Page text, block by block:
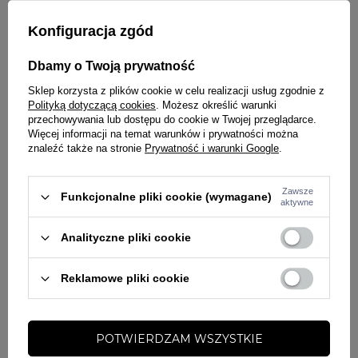
Bezpieczeństwo po zmroku — wysokiej jakości, nieścieralny
odblaskowy nadruk, który zwiększa widoczność podczas
wieczornych treningów na zewnątrz.
Uniwersalność zastosowania — idealna zarówno do aktywności
sportowych (bieganie, siłownia, outdoor), jak i na co dzień przy
dbałości o komfort i styl.
Czapka Special Sport Small Logo II to świetny wybór, jeśli szukasz
dodatku, który:
Pomoże Ci zachować komfort termiczny podczas treningów w
Będzie estetycznym i funkcjonalnym elementem sportowej
stylizacji
Zostanie z Tobą na co dzień – pod czapkę możesz włożyć kaptur
Konfiguracja zgód
Dbamy o Twoją prywatność
Sklep korzysta z plików cookie w celu realizacji usług zgodnie z
Polityką dotyczącą cookies. Możesz określić warunki
przechowywania lub dostępu do cookie w Twojej przeglądarce.
Więcej informacji na temat warunków i prywatności można
znaleźć także na stronie Prywatność i warunki Google.
Funkcjonalne pliki cookie (wymagane) Zawsze
aktywne
Analityczne pliki cookie
Reklamowe pliki cookie
POTWIERDZAM WSZYSTKIE